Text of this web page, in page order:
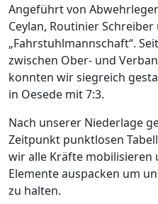
Angeführt von
Ceylan, Routinier
„Fahrstuhlmannschaft“.
zwischen Ober- und
konnten wir siegreich
in Oesede mit 7:3.
Nach unserer Niederlage
Zeitpunkt punktlosen
wir alle Kräfte mobilisieren
Elemente auspacken um
zu halten.